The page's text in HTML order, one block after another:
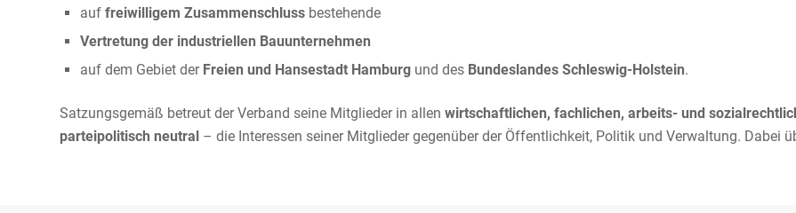
auf freiwilligem Zusammenschluss bestehende
Vertretung der industriellen Bauunternehmen
auf dem Gebiet derFreien und Hansestadt Hamburg und des Bundeslandes Schleswig-Holstein.
Satzungsgemäß betreut der Verband seine Mitglieder in allen wirtschaftlichen, fachlichen, arbeits- und
parteipolitisch neutral – die Interessen seiner Mitglieder gegenüber der Öffentlichkeit, Politik und Verwaltung. Dabei